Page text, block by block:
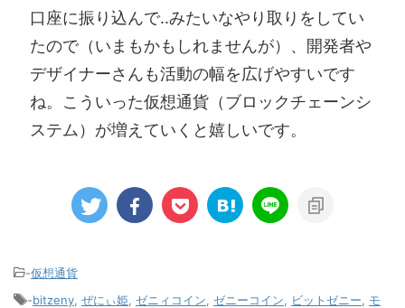
口座に振り込んで..みたいなやり取りをしてい
たので（いまもかもしれませんが）、開発者や
デザイナーさんも活動の幅を広げやすいです
ね。こういった仮想通貨（ブロックチェーンシ
ステム）が増えていくと嬉しいです。
-仮想通貨
-bitzeny ぜにぃ姫 ゼニィコイン ゼニーコイン ビットゼニー
モ